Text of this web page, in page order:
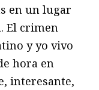
en un lugar
El crimen
y yo vivo
hora en
interesante,